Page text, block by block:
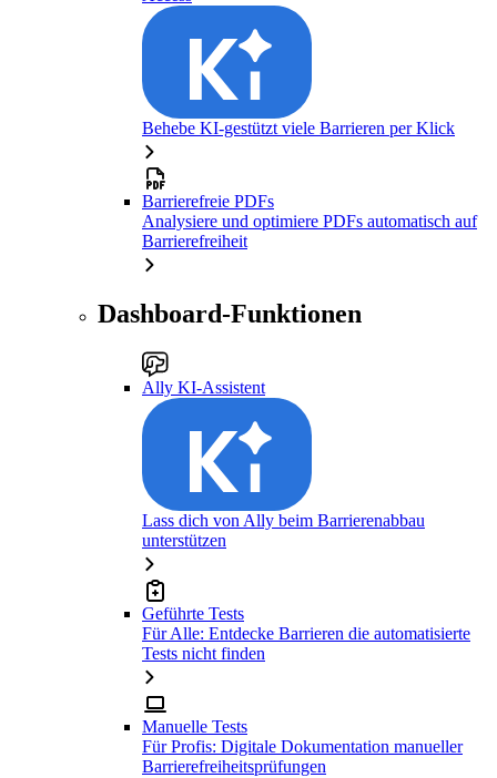
Behebe KI-gestützt viele Barrieren per Klick
Barrierefreie PDFs
Analysiere und optimiere PDFs automatisch auf
Barrierefreiheit
Dashboard-Funktionen
Ally KI-Assistent
Lass dich von Ally beim Barrierenabbau
unterstützen
Geführte Tests
Für Alle: Entdecke Barrieren die automatisierte
Tests nicht finden
Manuelle Tests
Für Profis: Digitale Dokumentation manueller
Barrierefreiheitsprüfungen